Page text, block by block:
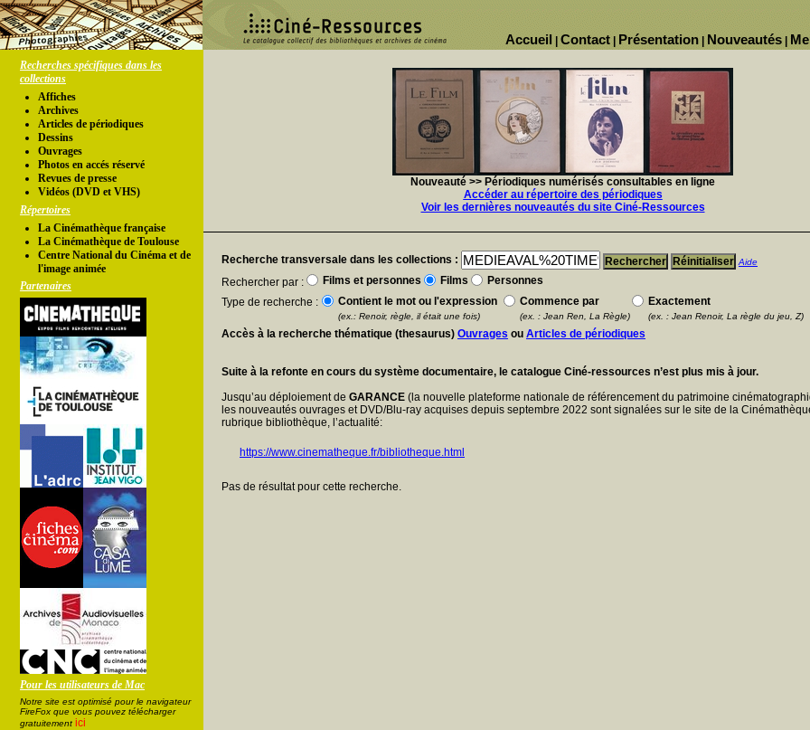
Nouveautés
Présentation
Contact
Accueil
Recherches spécifiques dans les
collections
Affiches
Archives
Articles de périodiques
Dessins
Ouvrages
Photos en accés réservé
Revues de presse
Vidéos (DVD et VHS)
Répertoires
La Cinémathèque française
La Cinémathèque de Toulouse
Centre National du Cinéma et de
l'image animée
Partenaires
Pour les utilisateurs de Mac
Notre site est optimisé pour le navigateur
FireFox que vous pouvez télécharger
gratuitement ici
Nouveauté >> Périodiques numérisés consultables en ligne
Accéder au répertoire des périodiques
Voir les dernières nouveautés du site Ciné-Ressources
Recherche transversale dans les collections : Aide
Rechercher par : Films et personnes Films
Personnes
Type de recherche :
Contient le mot ou l'expression Commence par Exactement
(ex.: Renoir, règle, il était une fois) (ex. : Jean Ren, La Règle) (ex. : Jean Renoir, La règle du jeu, Z)
Accès à la recherche thématique (thesaurus) Ouvrages ou Articles de périodiques
Suite à la refonte en cours du système documentaire, le catalogue Ciné-ressources n’est plus mis à jour.
Jusqu’au déploiement de GARANCE (la nouvelle plateforme nationale de référencement du patrimoine
les nouveautés ouvrages et DVD/Blu-ray acquises depuis septembre 2022 sont signalées sur le site de la
rubrique bibliothèque, l’actualité:
https://www.cinematheque.fr/bibliotheque.html
Pas de résultat pour cette recherche.